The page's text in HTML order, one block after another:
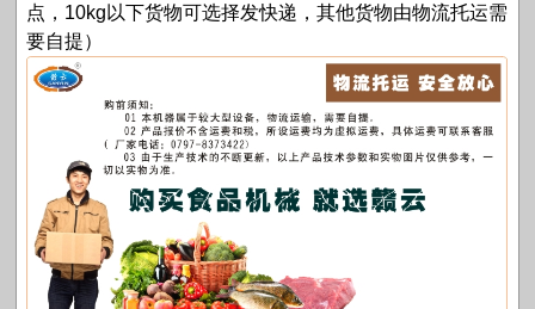
点，10kg以下货物可选择发快递，其他货物由物流托运需
要自提）